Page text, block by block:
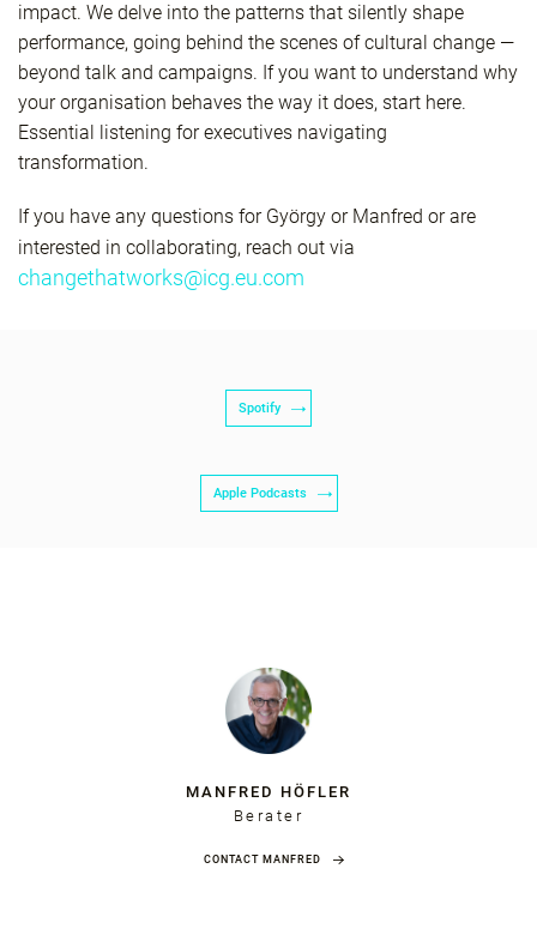
impact. We delve into the patterns that silently shape
performance, going behind the scenes of cultural change —
beyond talk and campaigns. If you want to understand why
your organisation behaves the way it does, start here.
Essential listening for executives navigating
transformation.
If you have any questions for György or Manfred or are
interested in collaborating, reach out via
changethatworks@icg.eu.com
Spotify
Apple Podcasts
MANFRED HÖFLER
Berater
CONTACT MANFRED